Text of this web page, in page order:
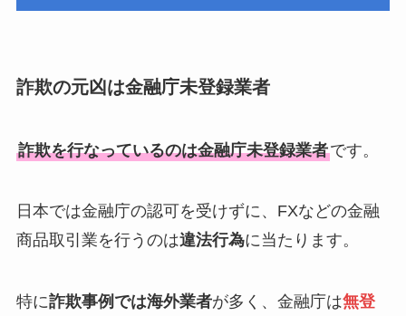
詐欺の元凶は金融庁未登録業者
詐欺を行なっているのは金融庁未登録業者です。
日本では金融庁の認可を受けずに、FXなどの金融
商品取引業を行うのは違法行為に当たります。
特に詐欺事例では海外業者が多く、金融庁は無登